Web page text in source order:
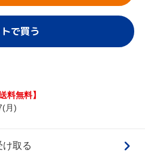
で買う
送料無料】
月)
取る